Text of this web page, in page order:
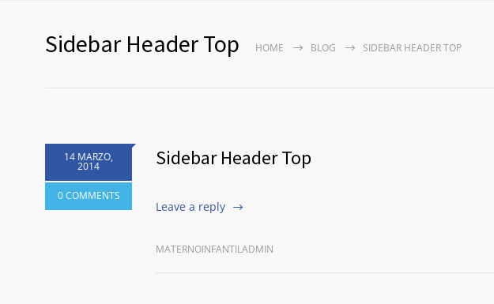
Sidebar Header Top HOME BLOG SIDEBAR HEADER TOP
14 MARZO,
2014
0 COMMENTS
Sidebar Header Top
Leave a reply
MATERNOINFANTILADMIN